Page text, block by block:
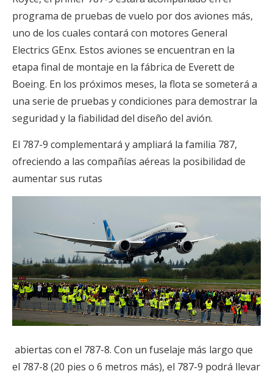
programa de pruebas de vuelo por dos aviones más,
uno de los cuales contará con motores General
Electrics GEnx. Estos aviones se encuentran en la
etapa final de montaje en la fábrica de Everett de
Boeing. En los próximos meses, la flota se someterá a
una serie de pruebas y condiciones para demostrar la
seguridad y la fiabilidad del diseño del avión.
El 787-9 complementará y ampliará la familia 787,
ofreciendo a las compañías aéreas la posibilidad de
aumentar sus rutas
abiertas con el 787-8. Con un fuselaje más largo que
el 787-8 (20 pies o 6 metros más), el 787-9 podrá llevar